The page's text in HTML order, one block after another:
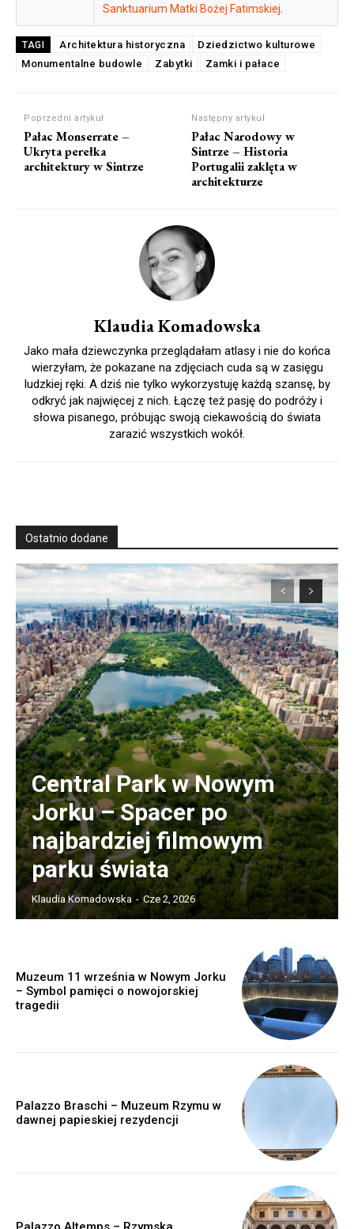
Sanktuarium Matki Bożej Fatimskiej
TAGI Architektura historyczna
Dziedzictwo kulturowe
Monumentalne budowle
Zabytki Zamki i pałace
Poprzedni artykuł
Pałac Monserrate –
Ukryta perełka
architektury w Sintrze
Następny artykuł
Pałac Narodowy w
Sintrze – Historia
Portugalii zaklęta w
architekturze
Klaudia Komadowska
Jako mała dziewczynka przeglądałam atlasy i nie do końca
wierzyłam, że pokazane na zdjęciach cuda są w zasięgu
ludzkiej ręki. A dziś nie tylko wykorzystuję każdą szansę, by
odkryć jak najwięcej z nich. Łączę też pasję do podróży i
słowa pisanego, próbując swoją ciekawością do świata
zarazić wszystkich wokół.
Ostatnio dodane
Central Park w Nowym
Jorku – Spacer po
najbardziej filmowym
parku świata
Klaudia Komadowska - Cze 2, 2026
Muzeum 11 września w Nowym Jorku
– Symbol pamięci o nowojorskiej
tragedii
Palazzo Braschi – Muzeum Rzymu w
dawnej papieskiej rezydencji